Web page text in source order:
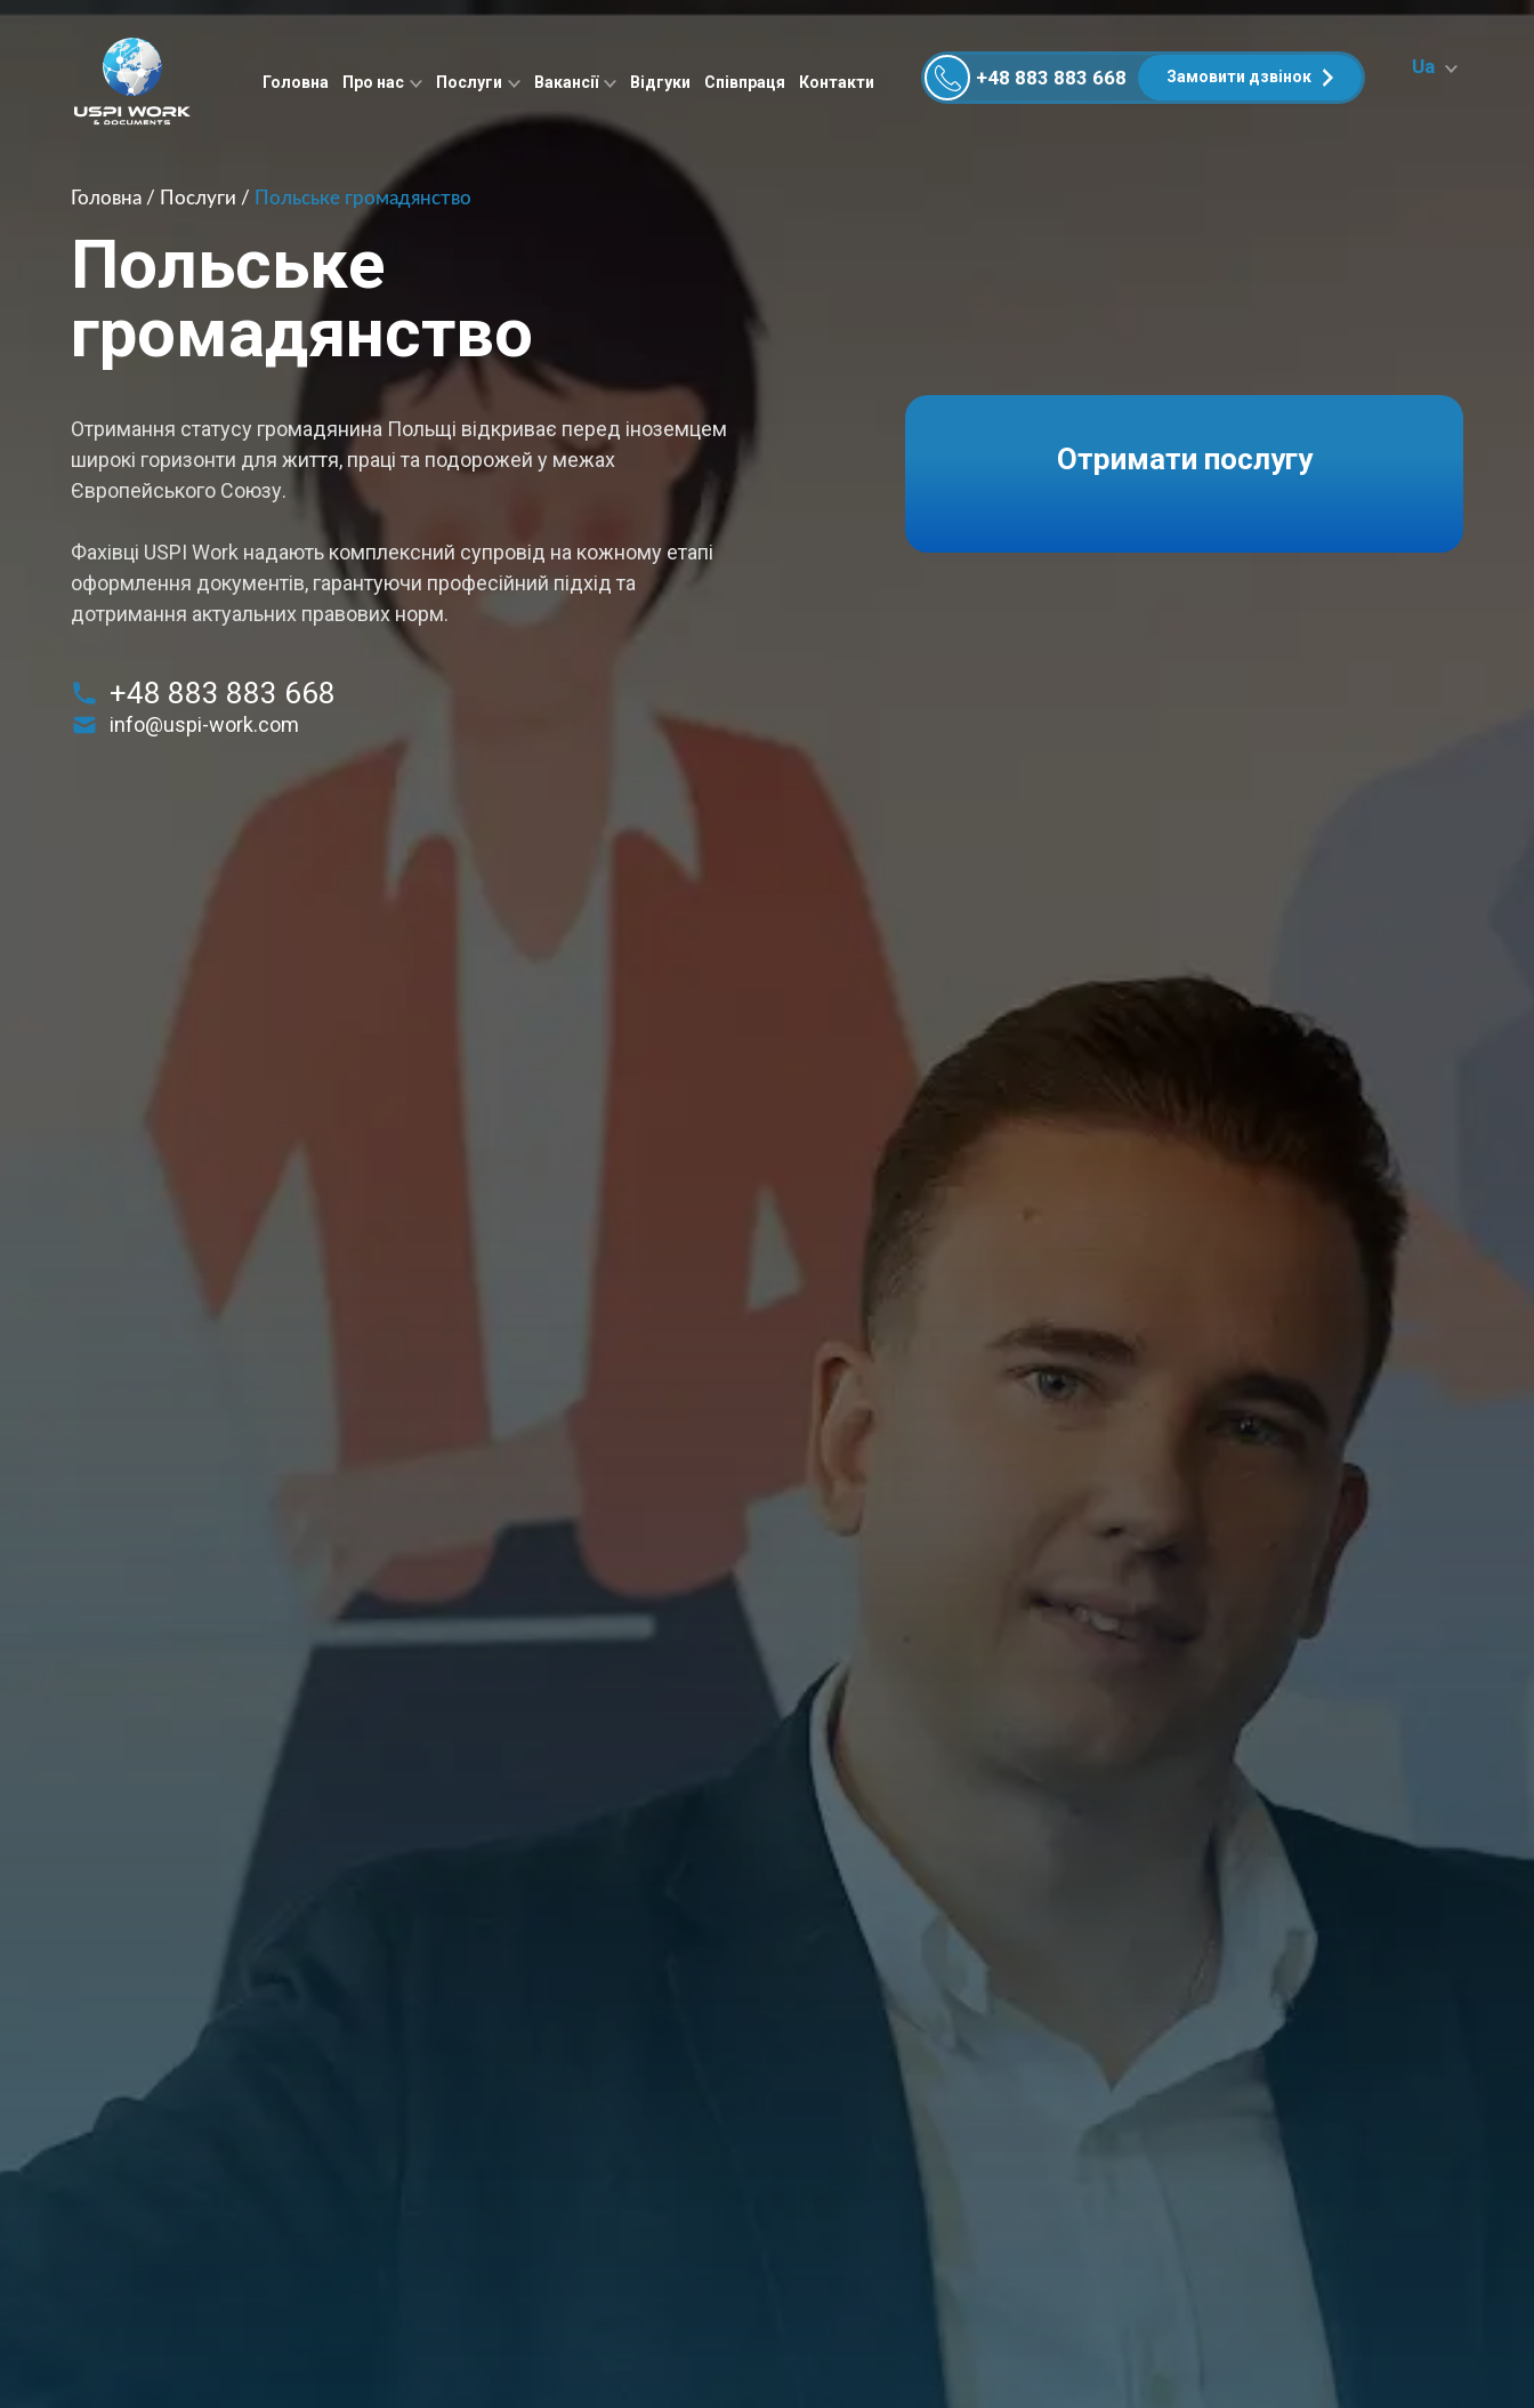
Головна Про нас Послуги Вакансії Відгуки Співпраця Контакти +48 883 883 668 Замовити дзвінок Ua
Головна / Послуги / Польське громадянство
Польське
громадянство
Отримання статусу громадянина Польщі відкриває перед іноземцем
широкі горизонти для життя, праці та подорожей у межах
Європейського Союзу.
Фахівці USPI Work надають комплексний супровід на кожному етапі
оформлення документів, гарантуючи професійний підхід та
дотримання актуальних правових норм.
+48 883 883 668
info@uspi-work.com
Отримати послугу